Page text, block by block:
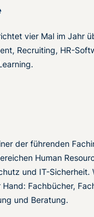
vier Mal im Jahr
Recruiting, HR-
der führenden
Human
und IT-Sicherheit.
Hand: Fachbücher,
und Beratung.